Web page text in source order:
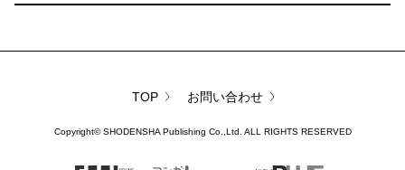
TOP お問い合わせ
Copyright©SHODENSHA Publishing Co.,Ltd. ALL RIGHTS RESERVED